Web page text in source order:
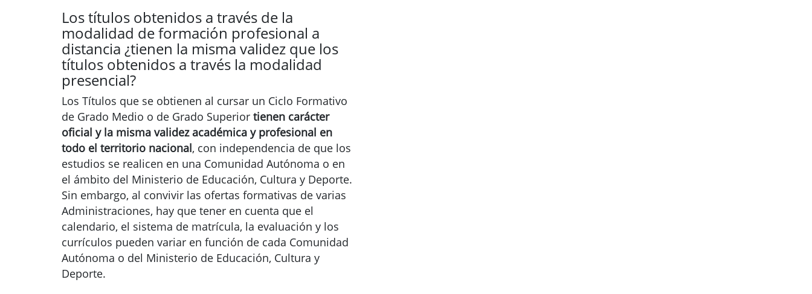
Los títulos obtenidos a través de la
modalidad de formación profesional a
distancia ¿tienen la misma validez que los
títulos obtenidos a través la modalidad
presencial?
Los Títulos que se obtienen al cursar un Ciclo Formativo
de Grado Medio o de Grado Superior tienen carácter
oficial y la misma validez académica y profesional en
todo el territorio nacional, con independencia de que los
estudios se realicen en una Comunidad Autónoma o en
el ámbito del Ministerio de Educación, Cultura y Deporte.
Sin embargo, al convivir las ofertas formativas de varias
Administraciones, hay que tener en cuenta que el
calendario, el sistema de matrícula, la evaluación y los
currículos pueden variar en función de cada Comunidad
Autónoma o del Ministerio de Educación, Cultura y
Deporte.